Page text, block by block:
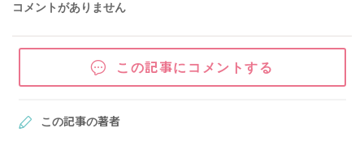
コメントがありません
この記事にコメントする
この記事の著者